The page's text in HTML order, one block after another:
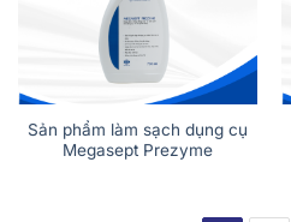
Sản phẩm làm sạch dụng cụ
Megasept Prezyme